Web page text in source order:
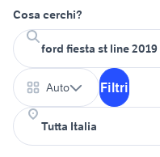
Cosa cerchi?
Auto Filtri